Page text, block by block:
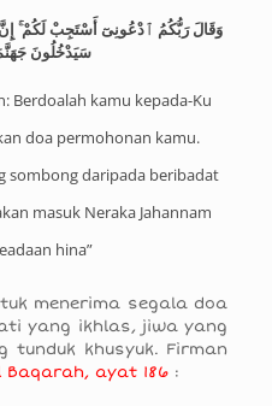
وَقَالَ رَبُّكُمُ ٱدْعُونِىٓ أَسْتَجِبْ لَكُمْ
سَيَدْخُلُونَ
Berdoalah kamu kepada-Ku
doa permohonan kamu.
sombong daripada beribadat
masuk Neraka Jahannam
hina”
menerima segala doa
yang ikhlas, jiwa yang
tunduk khusyuk. Firman
Baqarah, ayat 186: